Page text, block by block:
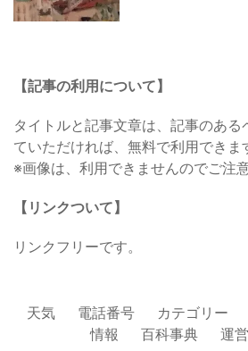
【記事の利用について】
タイトルと記事文章は、記事のある
ていただければ、無料で利用できま
※画像は、利用できませんのでご注
【リンクついて】
リンクフリーです。
天気 電話番号 カテゴリー
情報
百科事典 運